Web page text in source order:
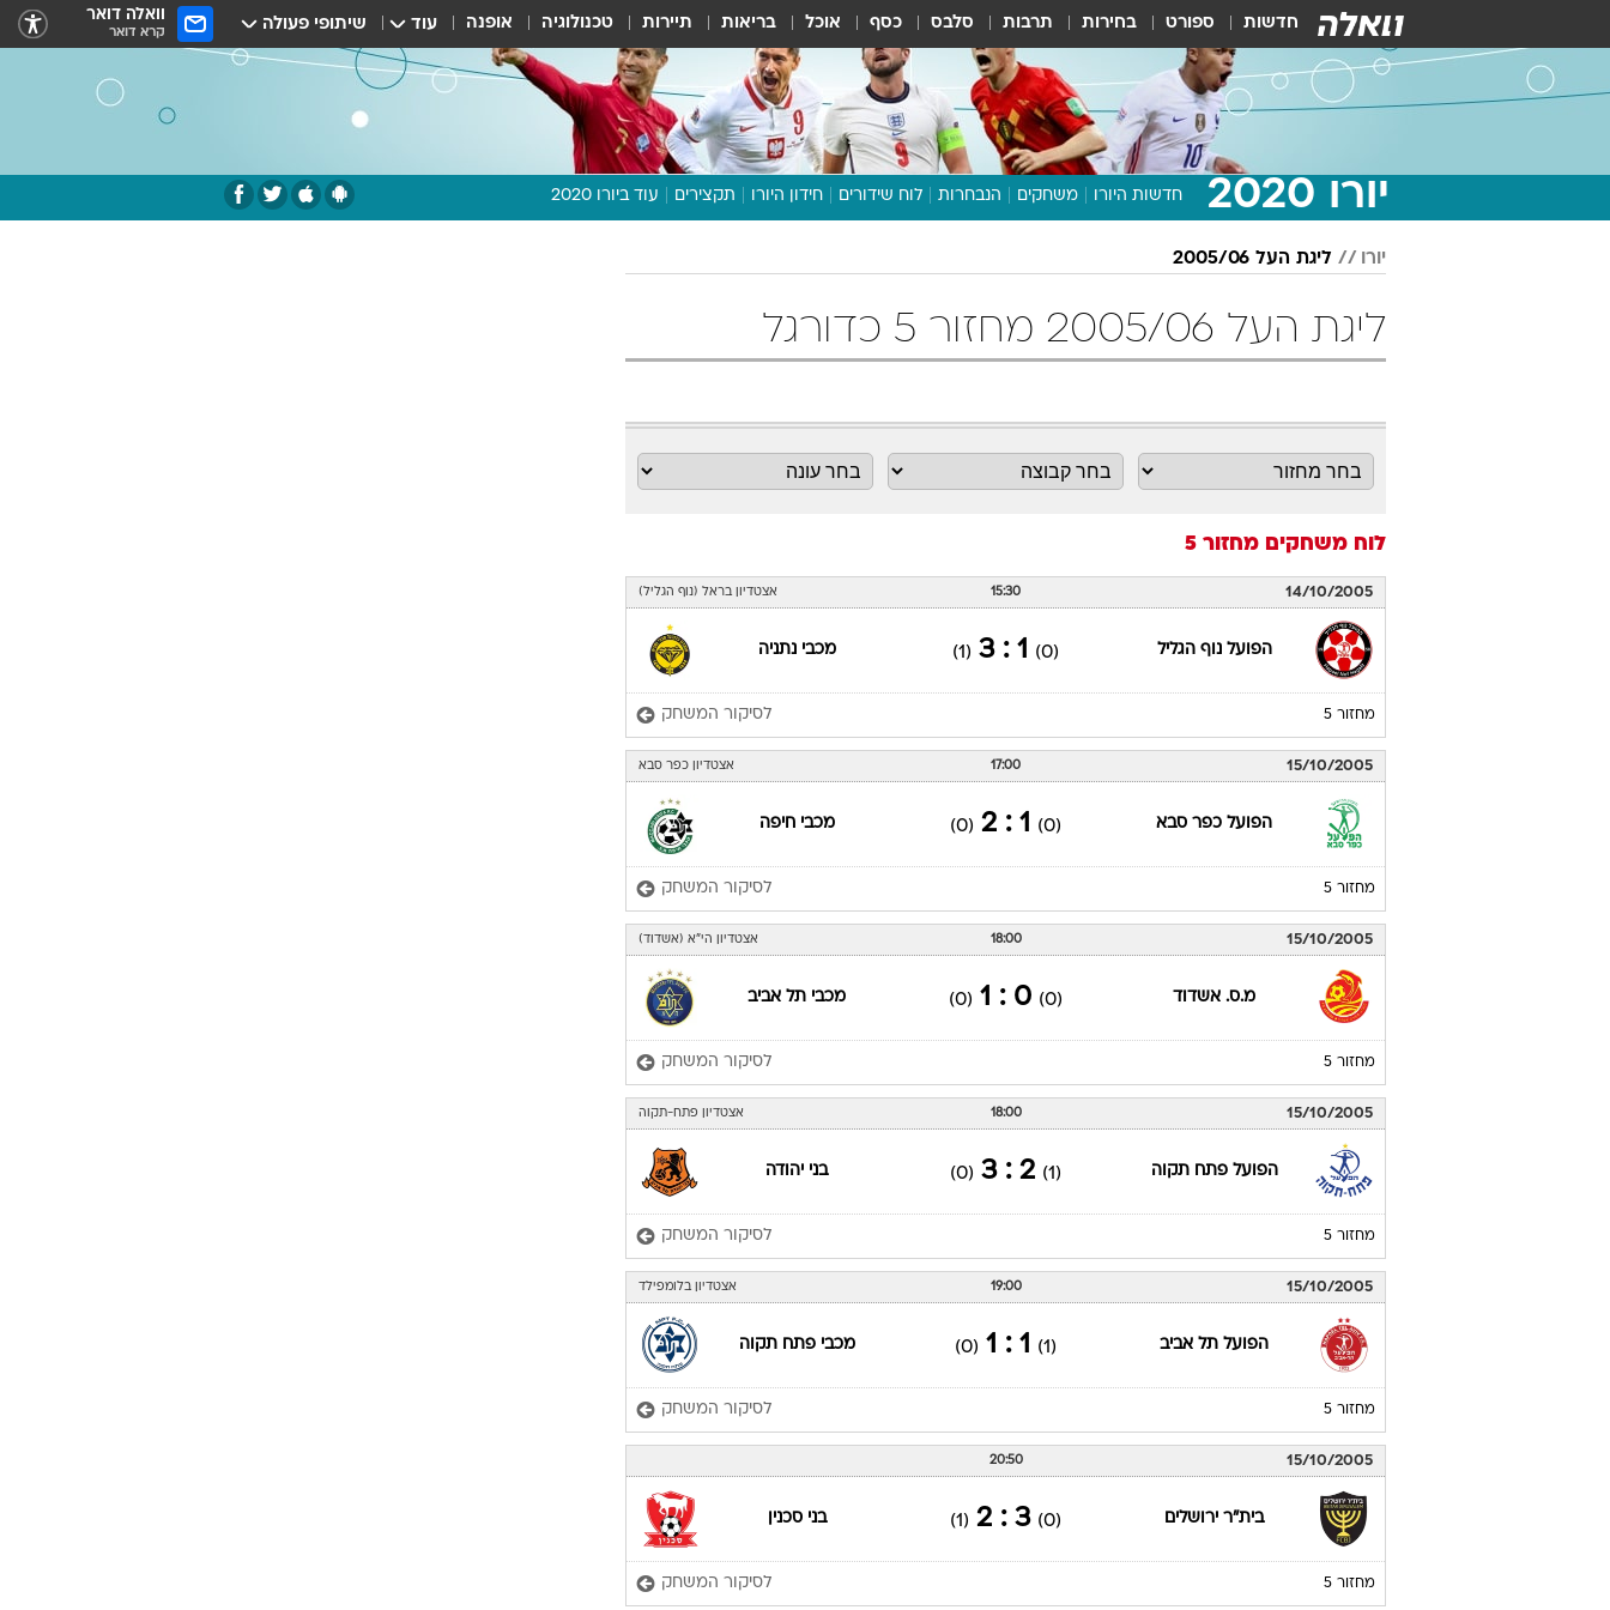
חדשות ספורט בחירות תרבות סלבס כסף אוכל בריאות תיירות טכנולוגיה אופנה עוד שיתופי פעולה וואלה דואר
קרא דואר
יורו 2020 חדשות היורו משחקים הנבחרות לוח שידורים חידון היורו תקצירים עוד ביורו 2020
תכנית היורו
יורו ליגת העל 2005/06
ליגת העל 2005/06 מחזור 5 כדורגל
לוח משחקים מחזור 5
14/10/2005
15:30 אצטדיון בראל (נוף הגליל)
הפועל נוף הגליל (0)
1 : 3
(1) מכבי נתניה
מחזור 5 לסיקור המשחק
15/10/2005
17:00 אצטדיון כפר סבא
הפועל כפר סבא (0)
1 : 2
(0) מכבי חיפה
מחזור 5 לסיקור המשחק
15/10/2005
18:00 אצטדיון הי"א (אשדוד)
מ.ס. אשדוד (0)
0 : 1
(0) מכבי תל אביב
מחזור 5 לסיקור המשחק
15/10/2005
18:00 אצטדיון פתח-תקוה
הפועל פתח תקוה (1)
2 : 3
(0) בני יהודה
מחזור 5 לסיקור המשחק
15/10/2005
19:00 אצטדיון בלומפילד
הפועל תל אביב (1)
1 : 1
(0) מכבי פתח תקוה
מחזור 5 לסיקור המשחק
15/10/2005
20:50
בית"ר ירושלים (0)
3 : 2
(1) בני סכנין
מחזור 5 לסיקור המשחק